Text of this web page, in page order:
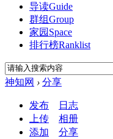
导读Guide
群组Group
家园 Space
排行榜Ranklist
神知网 › 分享
发布
日志
上传
相册
添加
分享